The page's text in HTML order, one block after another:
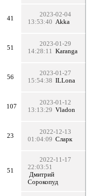
41
2023-02-04
13:53:40 Akka
51
2023-01-29
14:28:11
Karanga
56
2023-01-27
15:54:38 ILLona
107
2023-01-12
13:13:29 Vladon
23
2022-12-13
01:04:09 Сларк
51
2022-11-17
22:03:51
Дмитрий
Сорокопуд